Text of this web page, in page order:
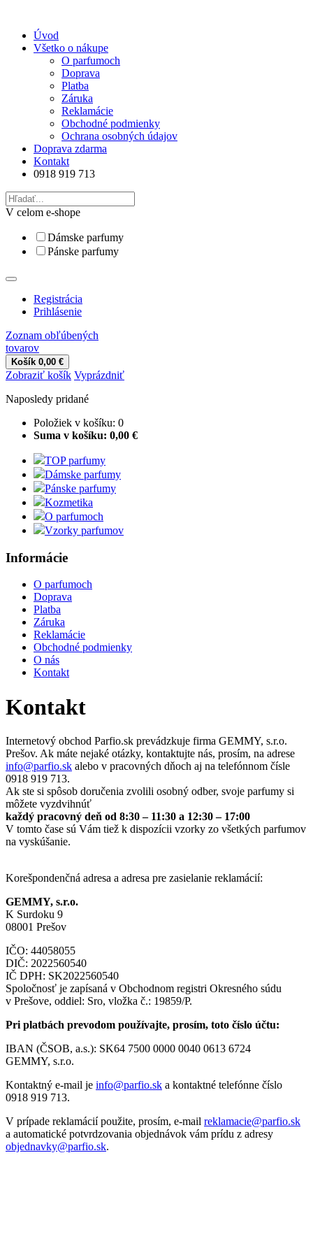
Úvod
Všetko o nákupe
O parfumoch
Doprava
Platba
Záruka
Reklamácie
Obchodné podmienky
Ochrana osobných údajov
Doprava zdarma
Kontakt
0918 919 713
V celom e-shope
Dámske parfumy
Pánske parfumy
Registrácia
Prihlásenie
Zoznam obľúbených
tovarov
Košík 0,00 €
Zobraziť košík Vyprázdniť
Naposledy pridané
Položiek v košíku: 0
Suma v košíku: 0,00 €
TOP parfumy
Dámske parfumy
Pánske parfumy
Kozmetika
O parfumoch
Vzorky parfumov
Informácie
O parfumoch
Doprava
Platba
Záruka
Reklamácie
Obchodné podmienky
O nás
Kontakt
Kontakt
Internetový obchod Parfio.sk prevádzkuje firma GEMMY, s.r.o.
Prešov. Ak máte nejaké otázky, kontaktujte nás, prosím, na adrese
info@parfio.sk alebo v pracovných dňoch aj na telefónnom čísle
0918 919 713.
Ak ste si spôsob doručenia zvolili osobný odber, svoje parfumy si
môžete vyzdvihnúť
každý pracovný deň od 8:30 – 11:30 a 12:30 – 17:00
V tomto čase sú Vám tiež k dispozícii vzorky zo všetkých parfumov
na vyskúšanie.
Korešpondenčná adresa a adresa pre zasielanie reklamácií:
GEMMY, s.r.o.
K Surdoku 9
08001 Prešov
IČO: 44058055
DIČ: 2022560540
IČ DPH: SK2022560540
Spoločnosť je zapísaná v Obchodnom registri Okresného súdu
v Prešove, oddiel: Sro, vložka č.: 19859/P.
Pri platbách prevodom používajte, prosím, toto číslo účtu:
IBAN (ČSOB, a.s.): SK64 7500 000­0 0040 0613 6­724
GEMMY, s.r.o.
Kontaktný e-mail je info@parfio.sk a kontaktné telefónne číslo
0918 919 713.
V prípade reklamácií použite, prosím, e-mail reklamacie@parfio.sk
a automatické potvrdzovania objednávok vám prídu z adresy
objednavky@parfio.sk.